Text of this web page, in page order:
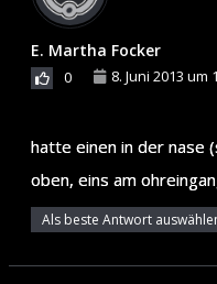
E. Martha Focker
0 8. Juni 2013 um
hatte einen in der nase
oben, eins am
Als beste Antwort